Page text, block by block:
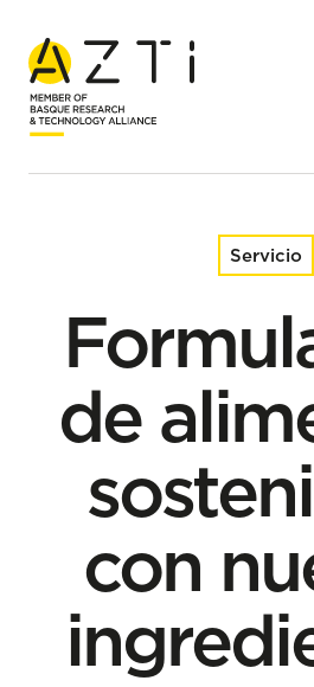
Inicio
Servicios
Formulación de alimentos
ingredientes
Servicio
de
con